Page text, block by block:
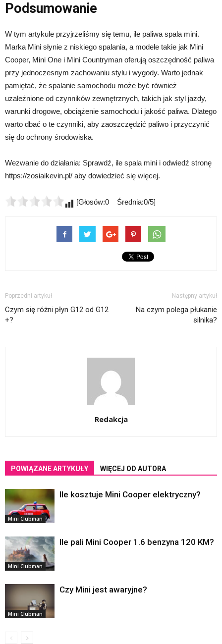
Podsumowanie
W tym artykule przyjrzeliśmy się temu, ile paliwa spala mini.
Marka Mini słynie z niskiego spalania, a modele takie jak Mini
Cooper, Mini One i Mini Countryman oferują oszczędność paliwa
przy jednoczesnym zachowaniu stylu i wygody. Warto jednak
pamiętać, że spalanie samochodu może być również
uzależnione od czynników zewnętrznych, takich jak styl jazdy,
warunki drogowe, obciążenie samochodu i jakość paliwa. Dlatego
warto dbać o te czynniki, aby zaoszczędzić paliwo i przyczynić
się do ochrony środowiska.
Wezwanie do działania: Sprawdź, ile spala mini i odwiedź stronę
https://zosiaikevin.pl/ aby dowiedzieć się więcej.
[Głosów:0 Średnia:0/5]
Poprzedni artykuł
Czym się różni płyn G12 od G12
+?
Następny artykuł
Na czym polega płukanie
silnika?
Redakcja
POWIĄZANE ARTYKUŁY WIĘCEJ OD AUTORA
Mini Clubman
Ile kosztuje Mini Cooper elektryczny?
Mini Clubman
Ile pali Mini Cooper 1.6 benzyna 120 KM?
Mini Clubman
Czy Mini jest awaryjne?